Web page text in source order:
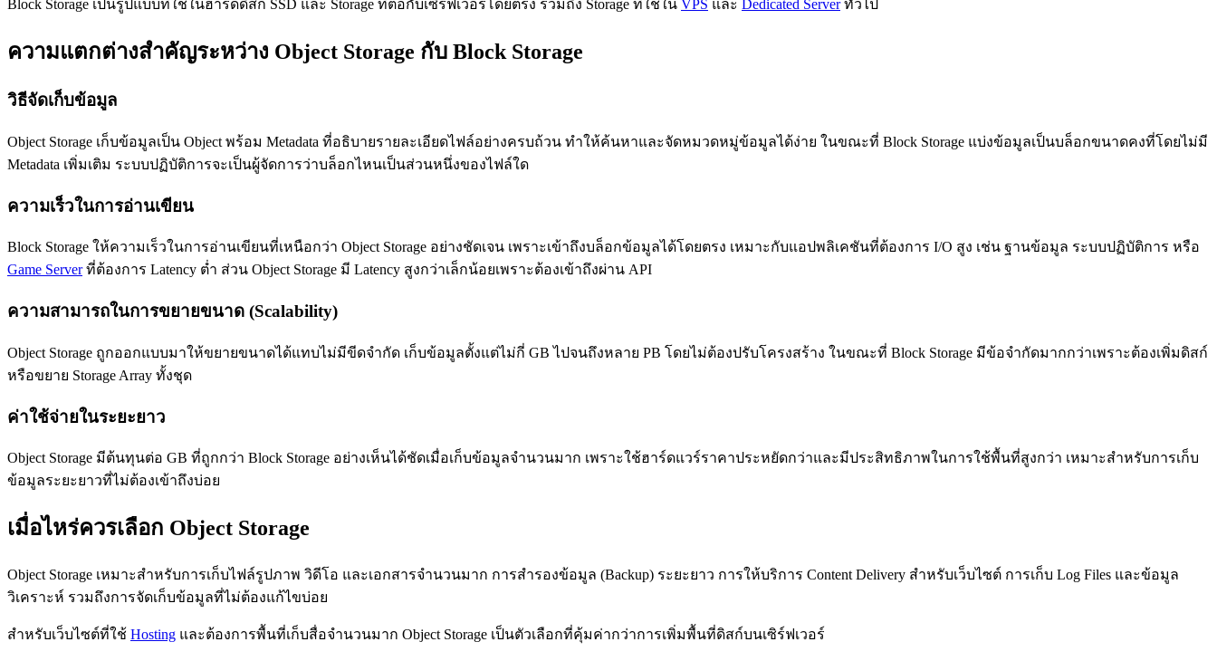
Block Storage เป็นรูปแบบที่ใช้ในฮาร์ดดิสก์ SSD และ Storage ที่ต่อกับเซิร์ฟเวอร์โดยตรง รวมถึง Storage ที่ใช้ใน VPS และ Dedicated Serverทั่วไป
ความแตกต่างสำคัญระหว่าง Object Storage กับ Block Storage
วิธีจัดเก็บข้อมูล
Object Storage เก็บข้อมูลเป็น Object พร้อม Metadata ที่อธิบายรายละเอียดไฟล์อย่างครบถ้วน ทำให้ค้นหาและจัดหมวดหมู่ข้อมูลได้ง่าย ในขณะที่ Block Storage แบ่งข้อมูลเป็นบล็อกขนาดคงที่โดยไม่มี
Metadata เพิ่มเติม ระบบปฏิบัติการจะเป็นผู้จัดการว่าบล็อกไหนเป็นส่วนหนึ่งของไฟล์ใด
ความเร็วในการอ่านเขียน
Block Storage ให้ความเร็วในการอ่านเขียนที่เหนือกว่า Object Storage อย่างชัดเจน เพราะเข้าถึงบล็อกข้อมูลได้โดยตรง เหมาะกับแอปพลิเคชันที่ต้องการ I/O สูง เช่น ฐานข้อมูล ระบบปฏิบัติการ หรือ
Game Serverที่ต้องการ Latency ต่ำ ส่วน Object Storage มี Latency สูงกว่าเล็กน้อยเพราะต้องเข้าถึงผ่าน API
ความสามารถในการขยายขนาด (Scalability)
Object Storage ถูกออกแบบมาให้ขยายขนาดได้แทบไม่มีขีดจำกัด เก็บข้อมูลตั้งแต่ไม่กี่ GB ไปจนถึงหลาย PB โดยไม่ต้องปรับโครงสร้าง ในขณะที่ Block Storage มีข้อจำกัดมากกว่าเพราะต้องเพิ่มดิสก์
หรือขยาย Storage Array ทั้งชุด
ค่าใช้จ่ายในระยะยาว
Object Storage มีต้นทุนต่อ GB ที่ถูกกว่า Block Storage อย่างเห็นได้ชัดเมื่อเก็บข้อมูลจำนวนมาก เพราะใช้ฮาร์ดแวร์ราคาประหยัดกว่าและมีประสิทธิภาพในการใช้พื้นที่สูงกว่า เหมาะสำหรับการเก็บ
ข้อมูลระยะยาวที่ไม่ต้องเข้าถึงบ่อย
เมื่อไหร่ควรเลือก Object Storage
Object Storage เหมาะสำหรับการเก็บไฟล์รูปภาพ วิดีโอ และเอกสารจำนวนมาก การสำรองข้อมูล (Backup) ระยะยาว การให้บริการ Content Delivery สำหรับเว็บไซต์ การเก็บ Log Files และข้อมูล
วิเคราะห์ รวมถึงการจัดเก็บข้อมูลที่ไม่ต้องแก้ไขบ่อย
สำหรับเว็บไซต์ที่ใช้ Hosting และต้องการพื้นที่เก็บสื่อจำนวนมาก Object Storage เป็นตัวเลือกที่คุ้มค่ากว่าการเพิ่มพื้นที่ดิสก์บนเซิร์ฟเวอร์